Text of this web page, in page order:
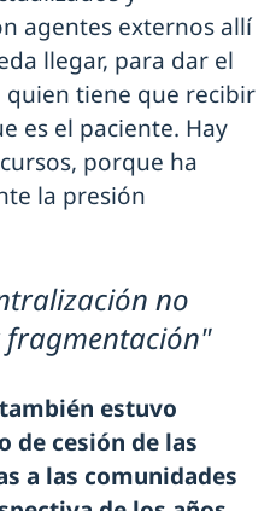
agentes externos allí
llegar, para dar el
tiene que recibir
es el paciente. Hay
porque ha
la presión
no
fragmentación"
estuvo
de cesión de las
a las comunidades